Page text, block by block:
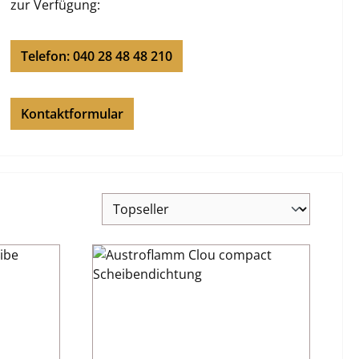
zur Verfügung:
Telefon: 040 28 48 48 210
Kontaktformular